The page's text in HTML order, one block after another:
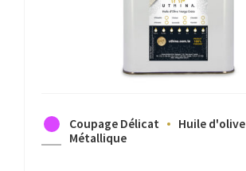
Coupage Délicat
Huile d'olive
Métallique